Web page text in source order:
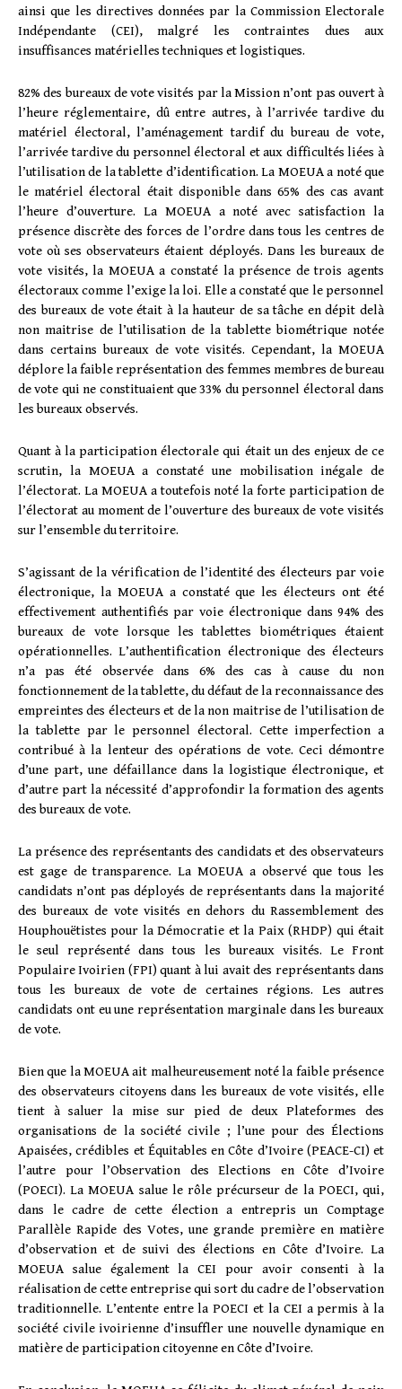
ainsi que les directives données par la Commission Electorale
Indépendante (CEI), malgré les contraintes dues aux
insuffisances matérielles techniques et logistiques.
82% des bureaux de vote visités par la Mission n’ont pas ouvert à
l’heure réglementaire, dû entre autres, à l’arrivée tardive du
matériel électoral, l’aménagement tardif du bureau de vote,
l’arrivée tardive du personnel électoral et aux difficultés liées à
l’utilisation de la tablette d’identification. La MOEUA a noté que
le matériel électoral était disponible dans 65% des cas avant
l’heure d’ouverture. La MOEUA a noté avec satisfaction la
présence discrète des forces de l’ordre dans tous les centres de
vote où ses observateurs étaient déployés. Dans les bureaux de
vote visités, la MOEUA a constaté la présence de trois agents
électoraux comme l’exige la loi. Elle a constaté que le personnel
des bureaux de vote était à la hauteur de sa tâche en dépit delà
non maitrise de l’utilisation de la tablette biométrique notée
dans certains bureaux de vote visités. Cependant, la MOEUA
déplore la faible représentation des femmes membres de bureau
de vote qui ne constituaient que 33% du personnel électoral dans
les bureaux observés.
Quant à la participation électorale qui était un des enjeux de ce
scrutin, la MOEUA a constaté une mobilisation inégale de
l’électorat. La MOEUA a toutefois noté la forte participation de
l’électorat au moment de l’ouverture des bureaux de vote visités
sur l’ensemble du territoire.
S’agissant de la vérification de l’identité des électeurs par voie
électronique, la MOEUA a constaté que les électeurs ont été
effectivement authentifiés par voie électronique dans 94% des
bureaux de vote lorsque les tablettes biométriques étaient
opérationnelles. L’authentification électronique des électeurs
n’a pas été observée dans 6% des cas à cause du non
fonctionnement de la tablette, du défaut de la reconnaissance des
empreintes des électeurs et de la non maitrise de l’utilisation de
la tablette par le personnel électoral. Cette imperfection a
contribué à la lenteur des opérations de vote. Ceci démontre
d’une part, une défaillance dans la logistique électronique, et
d’autre part la nécessité d’approfondir la formation des agents
des bureaux de vote.
La présence des représentants des candidats et des observateurs
est gage de transparence. La MOEUA a observé que tous les
candidats n’ont pas déployés de représentants dans la majorité
des bureaux de vote visités en dehors du Rassemblement des
Houphouëtistes pour la Démocratie et la Paix (RHDP) qui était
le seul représenté dans tous les bureaux visités. Le Front
Populaire Ivoirien (FPI) quant à lui avait des représentants dans
tous les bureaux de vote de certaines régions. Les autres
candidats ont eu une représentation marginale dans les bureaux
de vote.
Bien que la MOEUA ait malheureusement noté la faible présence
des observateurs citoyens dans les bureaux de vote visités, elle
tient à saluer la mise sur pied de deux Plateformes des
organisations de la société civile ; l’une pour des Élections
Apaisées, crédibles et Équitables en Côte d’Ivoire (PEACE-CI) et
l’autre pour l’Observation des Elections en Côte d’Ivoire
(POECI). La MOEUA salue le rôle précurseur de la POECI, qui,
dans le cadre de cette élection a entrepris un Comptage
Parallèle Rapide des Votes, une grande première en matière
d’observation et de suivi des élections en Côte d’Ivoire. La
MOEUA salue également la CEI pour avoir consenti à la
réalisation de cette entreprise qui sort du cadre de l’observation
traditionnelle. L’entente entre la POECI et la CEI a permis à la
société civile ivoirienne d’insuffler une nouvelle dynamique en
matière de participation citoyenne en Côte d’Ivoire.